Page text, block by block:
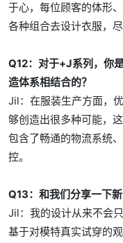
于心，每位顾客的体形
各种组合去设计衣服，
Q12：对于+J系列，你
造体系相结合的？
Jil：在服装生产方面，
够创造出很多种可能，
包含了畅通的物流系统
控。
Q13：和我们分享一下
Jil：我的设计从来不会
基于对模特真实试穿的